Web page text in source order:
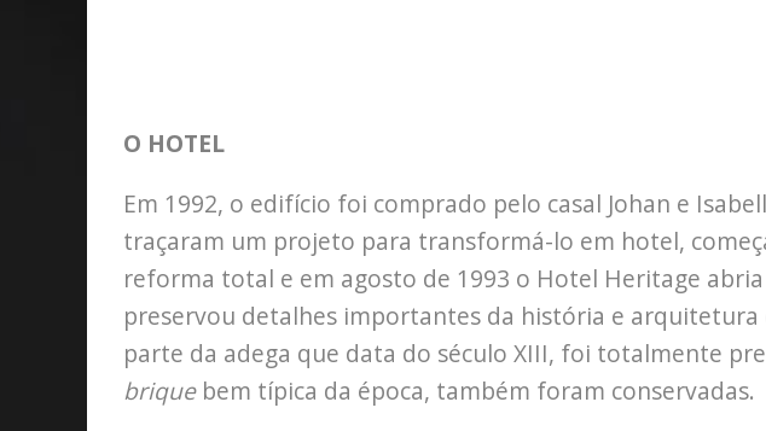
O HOTEL
Em 1992, o edifício foi comprado pelo casal Johan e
traçaram um projeto para transformá-lo em hotel,
reforma total e em agosto de 1993 o Hotel Heritage abria
preservou detalhes importantes da história e arquitetura
parte da adega que data do século XIII, foi totalmente
briquebem típica da época, também foram conservadas.